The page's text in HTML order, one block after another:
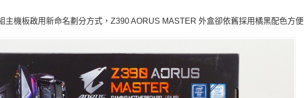
主機板啟用新命名劃分方式，Z390 AORUS MASTER 外盒卻依舊採用橘黑配色方